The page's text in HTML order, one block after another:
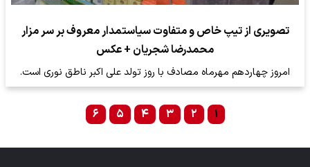
تصویری از تیپ خاص و متفاوت سیاستمدار معروف بر سر مزار
محمدرضا شجریان + عکس
امروز چهاردهم مهرماه مصادف با روز تولد علی اکبر ناطق نوری است.
۱ ۲ ۳ ۴ ۵ ۶